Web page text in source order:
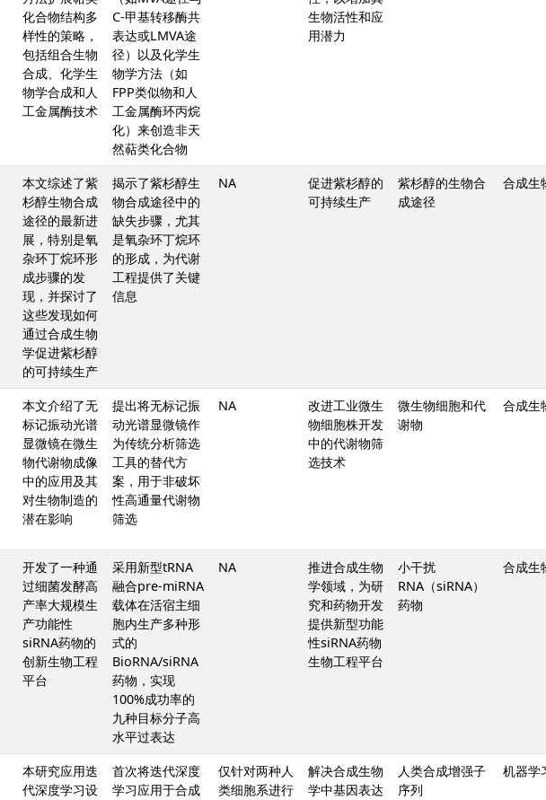
化合物结构多
样性的策略，
包括组合生物
合成、化学生
物学合成和人
工金属酶技术
C-甲基转移酶共
表达或LMVA途
径）以及化学生
物学方法（如
FPP类似物和人
工金属酶环丙烷
化）来创造非天
然萜类化合物
生物活性和应
用潜力
本文综述了紫
杉醇生物合成
途径的最新进
展，特别是氧
杂环丁烷环形
成步骤的发
现，并探讨了
这些发现如何
通过合成生物
学促进紫杉醇
的可持续生产
揭示了紫杉醇生
物合成途径中的
缺失步骤，尤其
是氧杂环丁烷环
的形成，为代谢
工程提供了关键
信息
NA
促进紫杉醇的
可持续生产
紫杉醇的生物合
成途径
合成生
本文介绍了无
标记振动光谱
显微镜在微生
物代谢物成像
中的应用及其
对生物制造的
潜在影响
提出将无标记振
动光谱显微镜作
为传统分析筛选
工具的替代方
案，用于非破坏
性高通量代谢物
筛选
NA
改进工业微生
物细胞株开发
中的代谢物筛
选技术
微生物细胞和代
谢物
合成生
开发了一种通
过细菌发酵高
产率大规模生
产功能性
siRNA药物的
创新生物工程
平台
采用新型tRNA
融合pre-miRNA
载体在活宿主细
胞内生产多种形
式的
BioRNA/siRNA
药物，实现
100%成功率的
九种目标分子高
水平过表达
NA
推进合成生物
学领域，为研
究和药物开发
提供新型功能
性siRNA药物
生物工程平台
小干扰
RNA（siRNA）
药物
合成生
本研究应用迭
代深度学习设
首次将迭代深度
学习应用于合成
仅针对两种人
类细胞系进行
解决合成生物
学中基因表达
人类合成增强子
序列
机器学